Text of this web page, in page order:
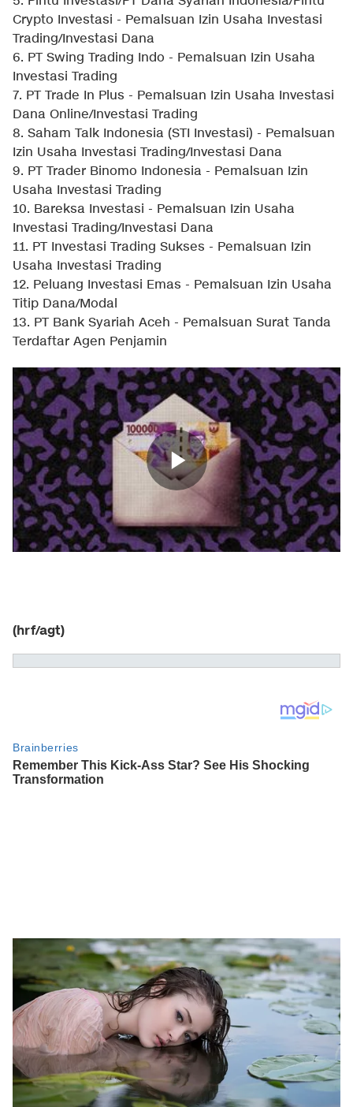
Crypto Investasi - Pemalsuan Izin Usaha Investasi
Trading/Investasi Dana
6. PT Swing Trading Indo - Pemalsuan Izin Usaha
Investasi Trading
7. PT Trade In Plus - Pemalsuan Izin Usaha Investasi
Dana Online/Investasi Trading
8. Saham Talk Indonesia (STI Investasi) - Pemalsuan
Izin Usaha Investasi Trading/Investasi Dana
9. PT Trader Binomo Indonesia - Pemalsuan Izin
Usaha Investasi Trading
10. Bareksa Investasi - Pemalsuan Izin Usaha
Investasi Trading/Investasi Dana
11. PT Investasi Trading Sukses - Pemalsuan Izin
Usaha Investasi Trading
12. Peluang Investasi Emas - Pemalsuan Izin Usaha
Titip Dana/Modal
13. PT Bank Syariah Aceh - Pemalsuan Surat Tanda
Terdaftar Agen Penjamin
(hrf/agt)